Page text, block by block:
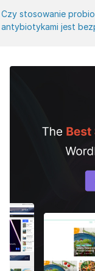
Czy stosowanie
antybiotykami jest